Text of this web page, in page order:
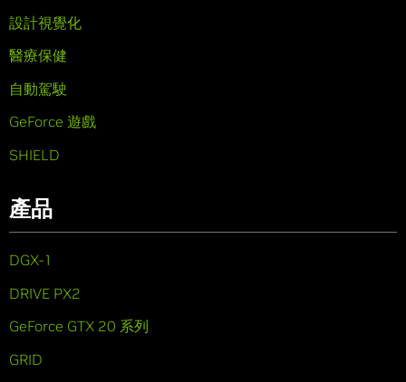
設計視覺化
醫療保健
自動駕駛
GeForce 遊戲
SHIELD
產品
DGX-1
DRIVE PX2
GeForce GTX 20 系列
GRID